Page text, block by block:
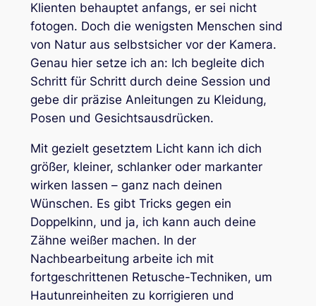
Klienten behauptet anfangs, er sei nicht
fotogen. Doch die wenigsten Menschen sind
von Natur aus selbstsicher vor der Kamera.
Genau hier setze ich an: Ich begleite dich
Schritt für Schritt durch deine Session und
gebe dir präzise Anleitungen zu Kleidung,
Posen und Gesichtsausdrücken.
Mit gezielt gesetztem Licht kann ich dich
größer, kleiner, schlanker oder markanter
wirken lassen – ganz nach deinen
Wünschen. Es gibt Tricks gegen ein
Doppelkinn, und ja, ich kann auch deine
Zähne weißer machen. In der
Nachbearbeitung arbeite ich mit
fortgeschrittenen Retusche-Techniken, um
Hautunreinheiten zu korrigieren und